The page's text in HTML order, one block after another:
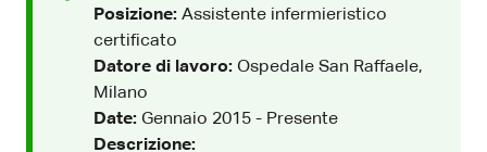
Posizione: Assistente infermieristico
certificato
Datore di lavoro: Ospedale San Raffaele,
Milano
Date: Gennaio 2015 - Presente
Descrizione: